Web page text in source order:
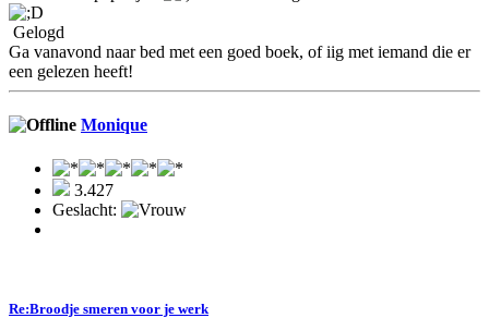
Gelogd
Ga vanavond naar bed met een goed boek, of iig met iemand die er
een gelezen heeft!
Monique
3.427
Geslacht:
Re:Broodje smeren voor je werk